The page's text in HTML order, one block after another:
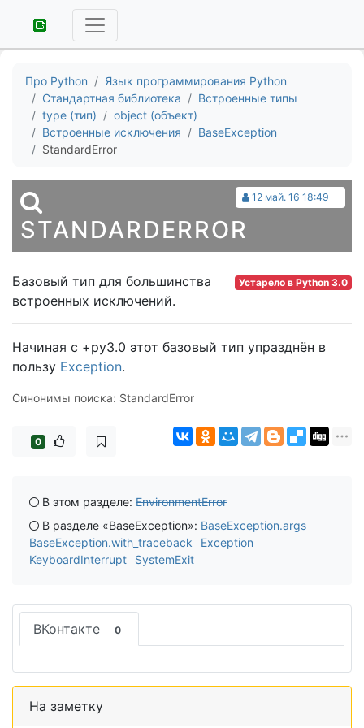
Про Python
Язык программирования Python
Стандартная библиотека
Встроенные типы
type (тип)
object (объект)
Встроенные исключения
BaseException
StandardError
12 май. 16 18:49
STANDARDERROR
Устарело в Python 3.0
Базовый тип для большинства
встроенных исключений.
Начиная с +py3.0 этот базовый тип упразднён в
пользу Exception.
Синонимы поиска: StandardError
0
В этом разделе: EnvironmentError
В разделе «BaseException»: BaseException.args
BaseException.with_traceback
Exception
KeyboardInterrupt
SystemExit
ВКонтакте 0
На заметку